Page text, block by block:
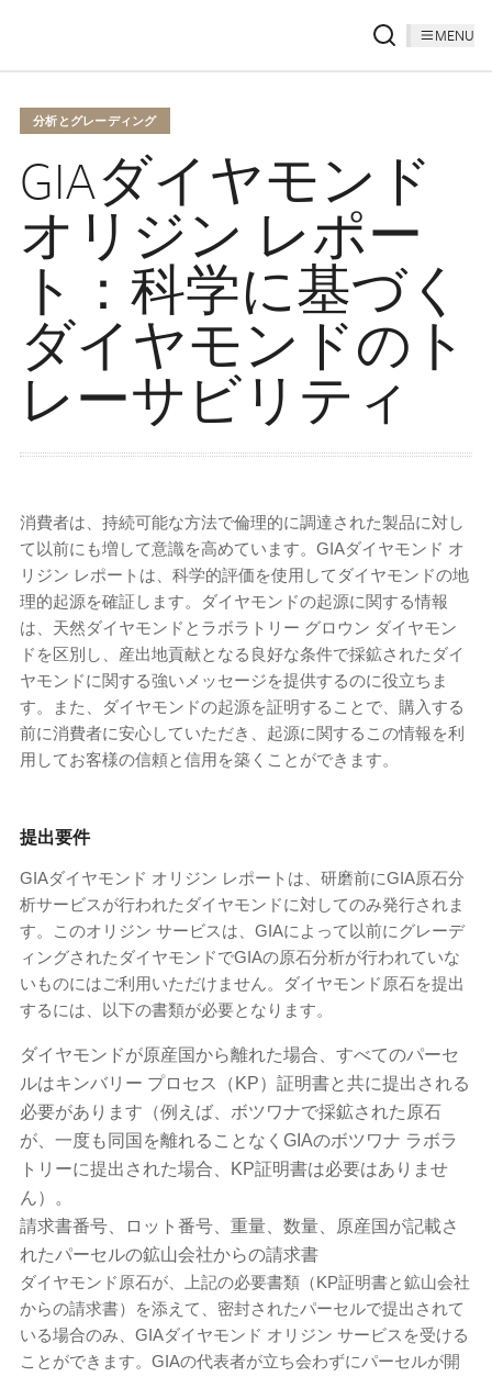
MENU
分析とグレーディング
GIAダイヤモンド
オリジン レポー
ト：科学に基づく
ダイヤモンドのト
レーサビリティ
消費者は、持続可能な方法で倫理的に調達された製品に対し
て以前にも増して意識を高めています。GIAダイヤモンド オ
リジン レポートは、科学的評価を使用してダイヤモンドの地
理的起源を確証します。ダイヤモンドの起源に関する情報
は、天然ダイヤモンドとラボラトリー グロウン ダイヤモン
ドを区別し、産出地貢献となる良好な条件で採鉱されたダイ
ヤモンドに関する強いメッセージを提供するのに役立ちま
す。また、ダイヤモンドの起源を証明することで、購入する
前に消費者に安心していただき、起源に関するこの情報を利
用してお客様の信頼と信用を築くことができます。
提出要件
GIAダイヤモンド オリジン レポートは、研磨前にGIA原石分
析サービスが行われたダイヤモンドに対してのみ発行されま
す。このオリジン サービスは、GIAによって以前にグレーデ
ィングされたダイヤモンドでGIAの原石分析が行われていな
いものにはご利用いただけません。ダイヤモンド原石を提出
するには、以下の書類が必要となります。
ダイヤモンドが原産国から離れた場合、すべてのパーセ
ルはキンバリー プロセス（KP）証明書と共に提出される
必要があります（例えば、ボツワナで採鉱された原石
が、一度も同国を離れることなくGIAのボツワナ ラボラ
トリーに提出された場合、KP証明書は必要はありませ
ん）。
請求書番号、ロット番号、重量、数量、原産国が記載さ
れたパーセルの鉱山会社からの請求書
ダイヤモンド原石が、上記の必要書類（KP証明書と鉱山会社
からの請求書）を添えて、密封されたパーセルで提出されて
いる場合のみ、GIAダイヤモンド オリジン サービスを受ける
ことができます。GIAの代表者が立ち会わずにパーセルが開